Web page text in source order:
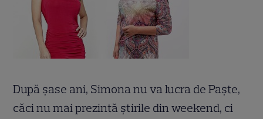
După şase ani, Simona nu va lucra de Paşte,
căci nu mai prezintă ştirile din weekend, ci